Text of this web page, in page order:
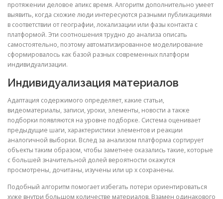
протяжении деловое апикс время. Алгоритм дополнительно умеет
выявить, когда схожие люди интересуются разными публикациями
в соответствии от географии, локализации или фазы контакта с
платформой. Эти соотношения трудно до анализа описать
самостоятельно, поэтому автоматизированное моделирование
сформировалось как базой разных современных платформ
индивидуализации.
Индивидуализация материалов
Адаптация содержимого определяет, какие статьи,
видеоматериалы, записи, уроки, элементы, новости а также
подборки появляются на уровне подборке. Система оценивает
предыдущие шаги, характеристики элементов и реакции
аналогичной выборки. Вслед за анализом платформа сортирует
объекты таким образом, чтобы заметнее оказались такие, которые
с большей значительной долей вероятности окажутся
просмотрены, дочитаны, изучены или up x сохранены.
Подобный алгоритм помогает избегать потери ориентироваться
хуже внутри большом количестве материалов. Взамен одинакового